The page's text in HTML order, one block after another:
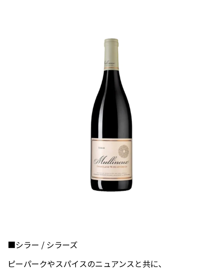
■シラー / シラーズ
ピーパークやスパイスのニュアンスと共に、